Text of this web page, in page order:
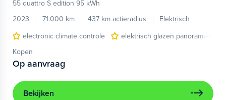
55 quattro S edition 95 kWh
2023
71.000 km 437 km actieradius
Elektrisch
electronic climate controle
elektrisch glazen panorama-dak
Kopen
Op aanvraag
Bekijken